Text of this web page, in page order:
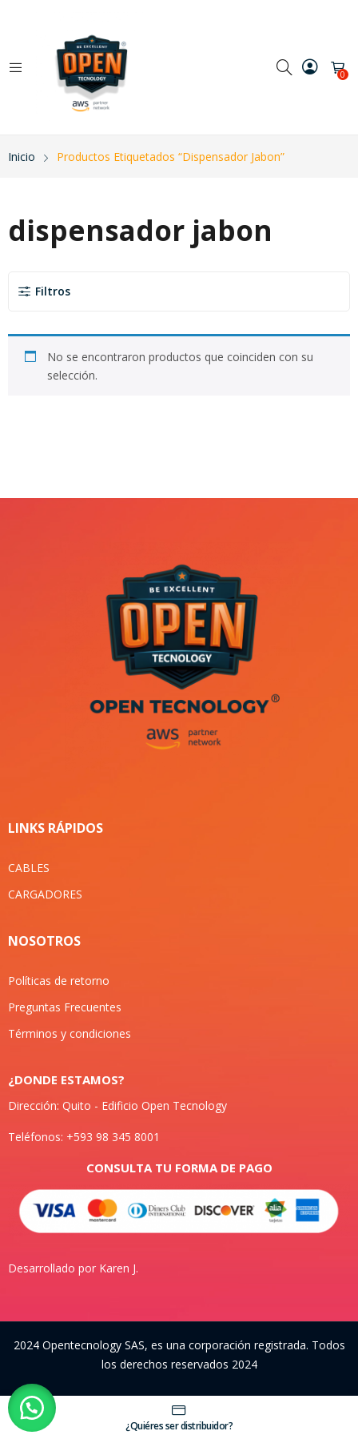
0
¿Quiéres ser distribuidor?
Inicio Productos Etiquetados “dispensador Jabon”
dispensador jabon
Filtros
No se encontraron productos que coinciden con su
selección.
LINKS RÁPIDOS
CABLES
CARGADORES
NOSOTROS
Políticas de retorno
Preguntas Frecuentes
Términos y condiciones
¿DONDE ESTAMOS?
Dirección: Quito - Edificio Open Tecnology
Teléfonos: +593 98 345 8001
CONSULTA TU FORMA DE PAGO
Desarrollado por Karen J.
2024 Opentecnology SAS, es una corporación registrada. Todos
los derechos reservados 2024